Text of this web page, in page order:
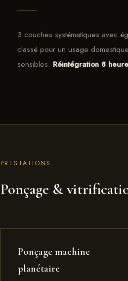
3 couches systématiques avec
classé pour un usage
sensibles. Réintégration 8
PRESTATIONS
Ponçage &
Ponçage machine
planétaire